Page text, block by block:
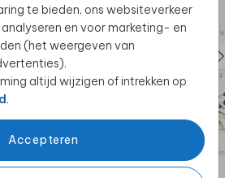
te bieden, ons websiteverkeer
en voor marketing- en
(het weergeven van
altijd wijzigen of intrekken op
.
Accepteren